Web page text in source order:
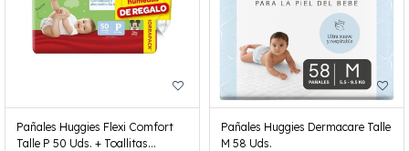
Pañales Huggies Flexi Comfort
Talle P 50 Uds. + Toallitas
Pañales Huggies Dermacare Talle
M 58 Uds.